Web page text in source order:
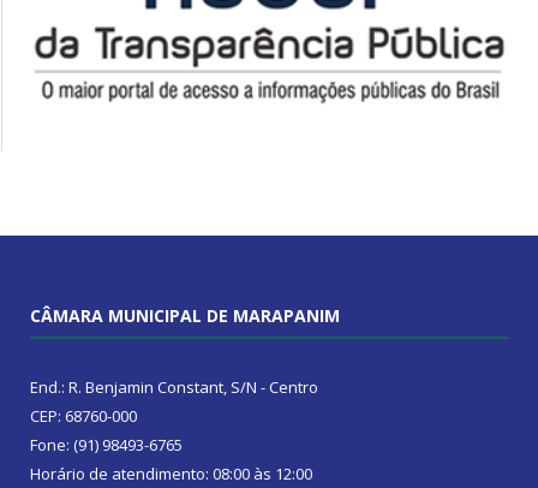
CÂMARA MUNICIPAL DE MARAPANIM
End.: R. Benjamin Constant, S/N - Centro
CEP: 68760-000
Fone: (91) 98493-6765
Horário de atendimento: 08:00 às 12:00